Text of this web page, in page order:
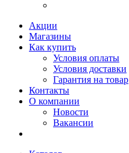
Акции
Магазины
Как купить
Условия оплаты
Условия доставки
Гарантия на товар
Контакты
О компании
Новости
Вакансии